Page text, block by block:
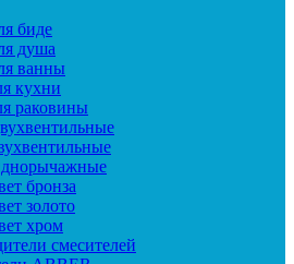
биде
душа
ванны
кухни
раковины
бронза
золото
хром
смесителей